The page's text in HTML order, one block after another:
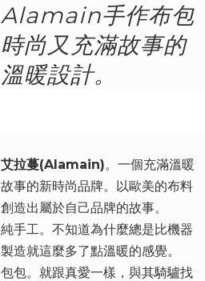
Alamain手作布包
時尚又充滿故事的
溫暖設計。
艾拉蔓(Alamain)。一個充滿溫暖
故事的新時尚品牌。以歐美的布料
創造出屬於自己品牌的故事。
純手工。不知道為什麼總是比機器
製造就這麼多了點溫暖的感覺。
包包。就跟真愛一樣，與其騎驢找